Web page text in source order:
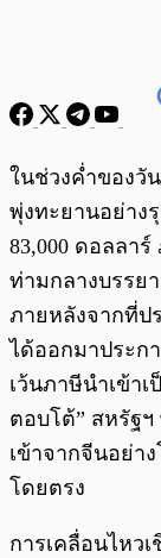
พร้อมเล่น
ในช่วงค่ำของวั
พุ่งทะยานอย่าง
83,000 ดอลลาร์
ท่ามกลางบรรย
ภายหลังจากที่ป
ได้ออกมาประก
เว้นภาษีนำเข้าเ
ตอบโต้” สหรัฐ
เข้าจากจีนอย่า
โดยตรง
การเคลื่อนไหวเ